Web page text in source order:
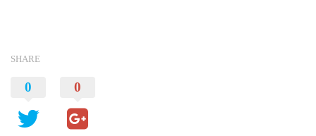
SHARE
0 0